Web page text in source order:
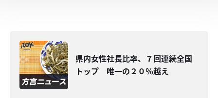
県内女性社長比率、７回連続全国
トップ 唯一の２０％越え